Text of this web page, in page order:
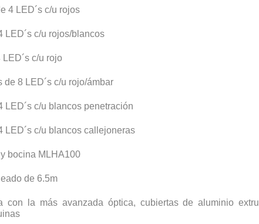
4 LED´s c/u rojos
LED´s c/u rojos/blancos
c/u rojo
8 LED´s c/u rojo/ámbar
LED´s c/u blancos penetración
LED´s c/u blancos callejoneras
bocina MLHA100
de 6.5m
con la más avanzada óptica, cubiertas de aluminio